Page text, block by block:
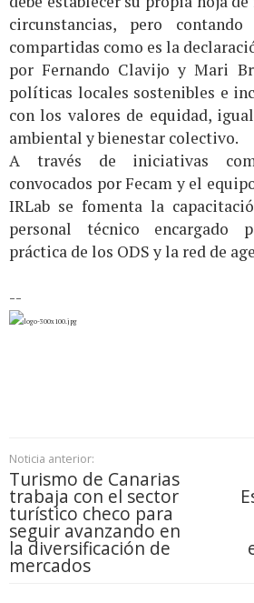
circunstancias, pero
compartidas como es la
por Fernando Clavijo y Mari
políticas locales sostenibles e
con los valores de equidad,
ambiental y bienestar colectivo.
A través de iniciativas
convocados por Fecam y el
IRLab se fomenta la
personal técnico encargado
práctica de los ODS y la red de
--
Noticia anterior:
Turismo de Canarias
trabaja con el sector
turístico checo para
seguir avanzando en
la diversificación de
mercados